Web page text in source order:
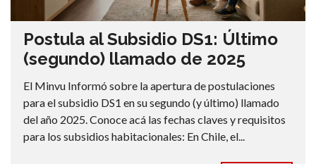
Postula al Subsidio DS1: Último
(segundo) llamado de 2025
El Minvu Informó sobre la apertura de postulaciones
para el subsidio DS1 en su segundo (y último) llamado
del año 2025. Conoce acá las fechas claves y requisitos
para los subsidios habitacionales: En Chile, el...